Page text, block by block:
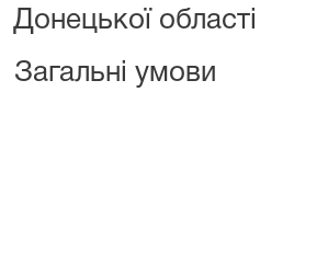
Донецької області
Загальні умови